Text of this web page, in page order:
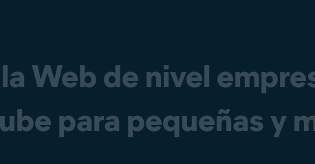
Web de nivel
para pequeñas y